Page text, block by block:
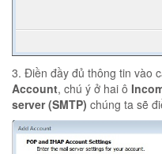
3. Điền đầy đủ thông tin vào
Account, chú ý ở hai ô
server (SMTP) chúng ta sẽ